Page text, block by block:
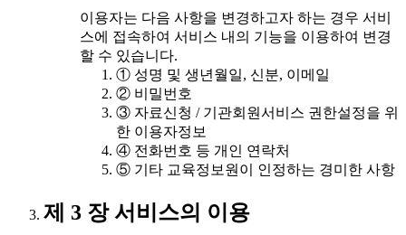
이용자는 다음 사항을 변경하고자 하는 경우 서비
스에 접속하여 서비스 내의 기능을 이용하여 변경
할 수 있습니다.
① 성명 및 생년월일, 신분, 이메일
② 비밀번호
③ 자료신청 / 기관회원서비스 권한설정을 위
한 이용자정보
④ 전화번호 등 개인 연락처
⑤ 기타 교육정보원이 인정하는 경미한 사항
제 3 장 서비스의 이용